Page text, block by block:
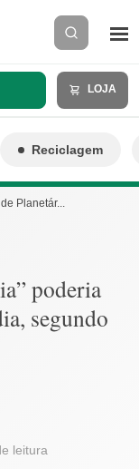
LOJA
Reciclagem
Planetár...
poderia
segundo
leitura